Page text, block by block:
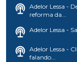
Adelor Lessa -
reforma da...
Adelor Lessa -
Adelor Lessa -
falando...